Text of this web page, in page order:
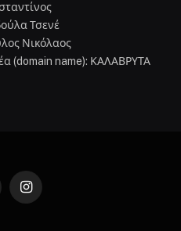
Τσενέ
Νικόλαος
(domain name): ΚΑΛΑΒΡΥΤΑ
Instagram